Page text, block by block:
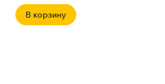
В корзину